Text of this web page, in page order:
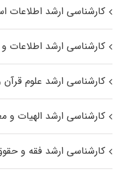
کارشناسی ارشد اطلاعات
کارشناسی ارشد اطلاعات
کارشناسی ارشد علوم
کارشناسی ارشد الهیات
کارشناسی ارشد فقه و